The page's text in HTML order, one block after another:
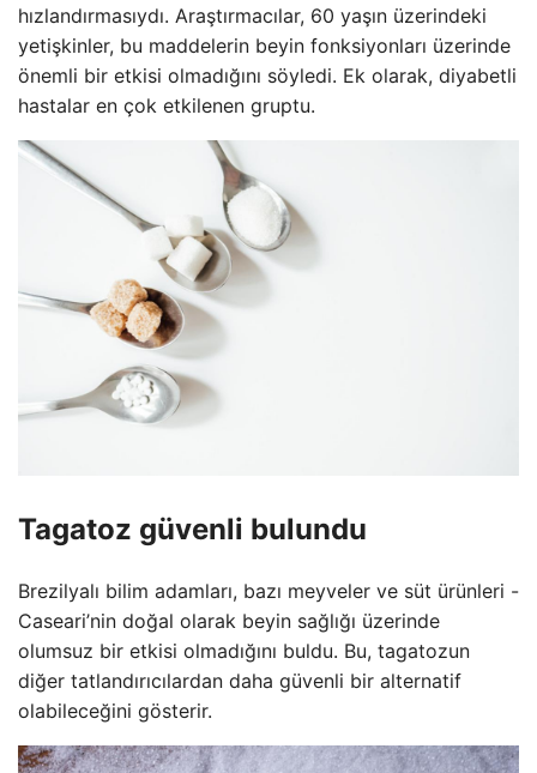
hızlandırmasıydı. Araştırmacılar, 60 yaşın üzerindeki
yetişkinler, bu maddelerin beyin fonksiyonları üzerinde
önemli bir etkisi olmadığını söyledi. Ek olarak, diyabetli
hastalar en çok etkilenen gruptu.
Tagatoz güvenli bulundu
Brezilyalı bilim adamları, bazı meyveler ve süt ürünleri -
Caseari’nin doğal olarak beyin sağlığı üzerinde
olumsuz bir etkisi olmadığını buldu. Bu, tagatozun
diğer tatlandırıcılardan daha güvenli bir alternatif
olabileceğini gösterir.